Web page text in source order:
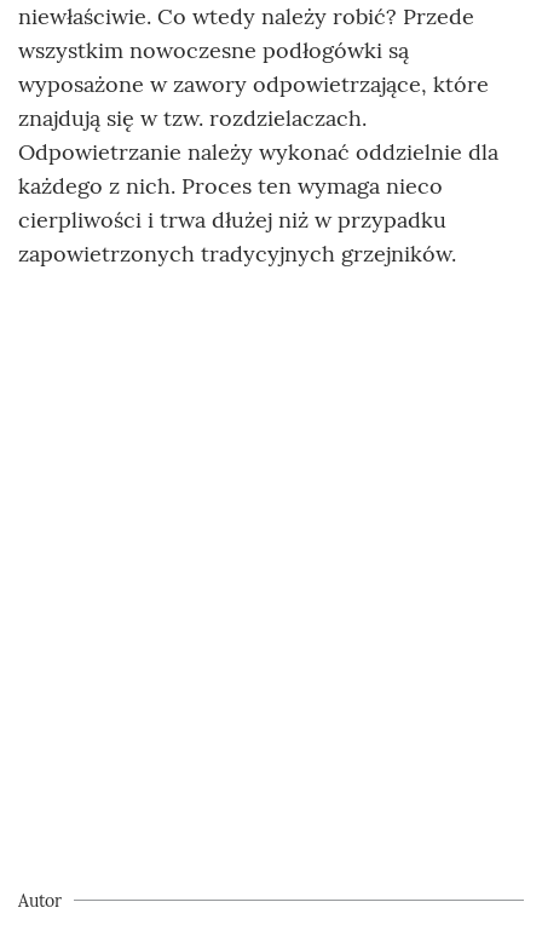
niewłaściwie. Co wtedy należy robić? Przede
wszystkim nowoczesne podłogówki są
wyposażone w zawory odpowietrzające, które
znajdują się w tzw. rozdzielaczach.
Odpowietrzanie należy wykonać oddzielnie dla
każdego z nich. Proces ten wymaga nieco
cierpliwości i trwa dłużej niż w przypadku
zapowietrzonych tradycyjnych grzejników.
Autor